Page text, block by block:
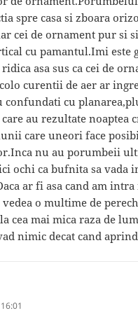
spre casa si zboara
cei de ornament pur si
cu pamantul.Imi este
asa sus ca cei de
curentii de aer ar
confundati cu
au rezultate noaptea
care uneori face
nu au porumbeii
ochi ca bufnita sa vada
ar fi asa cand am intra
o multime de
cea mai mica raza de
nimic decat cand